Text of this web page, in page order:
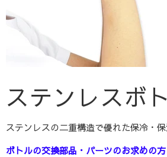
ステンレスボ
ステンレスの二重構造で優れた保冷・保
ボトルの交換部品・パーツのお求めの